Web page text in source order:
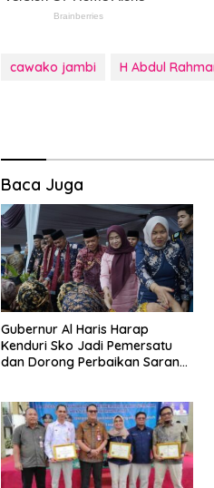
cawako jambi H Abdul
Baca Juga
Gubernur Al Haris Harap
Kenduri Sko Jadi Pemersatu
dan Dorong Perbaikan Sarana